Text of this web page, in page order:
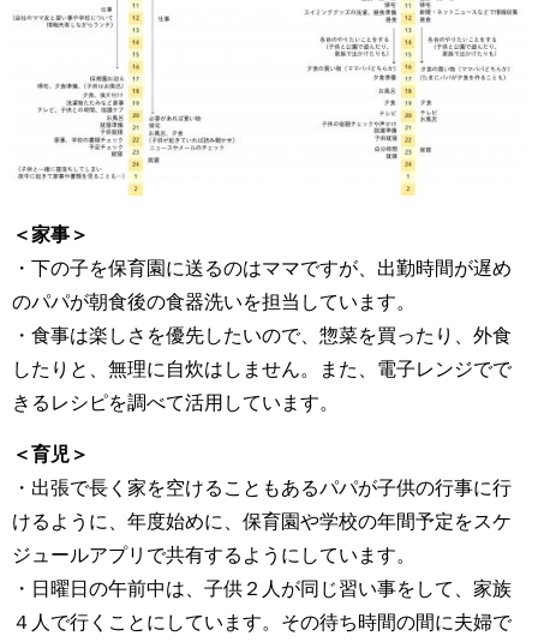
＜家事＞
・下の子を保育園に送るのはママですが、出勤時間が遅め
のパパが朝食後の食器洗いを担当しています。
・食事は楽しさを優先したいので、惣菜を買ったり、外食
したりと、無理に自炊はしません。また、電子レンジでで
きるレシピを調べて活用しています。
＜育児＞
・出張で長く家を空けることもあるパパが子供の行事に行
けるように、年度始めに、保育園や学校の年間予定をスケ
ジュールアプリで共有するようにしています。
・日曜日の午前中は、子供２人が同じ習い事をして、家族
４人で行くことにしています。その待ち時間の間に夫婦で